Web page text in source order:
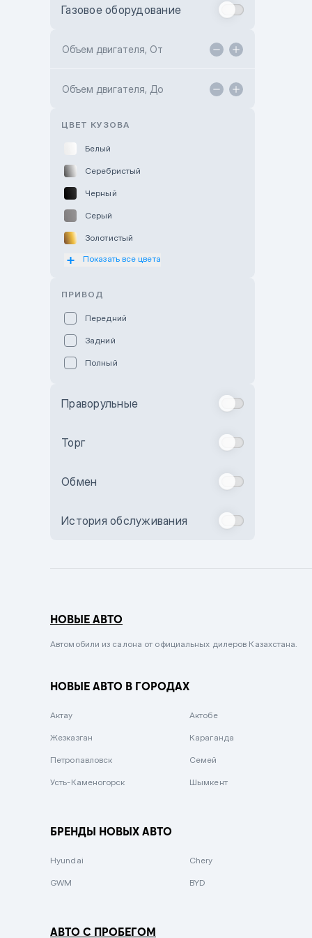
Toyota Kokshetau
Hyundai ShymCity
Газовое оборудование
Объем двигателя, От
Объем двигателя, До
ЦВЕТ КУЗОВА
Белый
Серебристый
Черный
Серый
Золотистый
Оранжевый
Бежевый
Комбинированный
Сиреневый металлик
Вишневый
Зеленый металлик
Показать все цвета
ПРИВОД
Передний
Задний
Полный
Праворульные
Торг
Обмен
История обслуживания
НОВЫЕ АВТО
Автомобили из салона от официальных дилеров Казахстана.
НОВЫЕ АВТО В ГОРОДАХ
Актау Актобе
Жезказган Караганда
Петропавловск Семей
Усть-Каменогорск Шымкент
БРЕНДЫ НОВЫХ АВТО
Hyundai Chery
GWM BYD
АВТО С ПРОБЕГОМ